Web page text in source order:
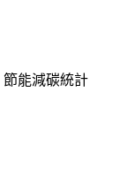
節能減碳統計